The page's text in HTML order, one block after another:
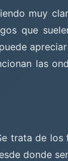
muy
que
las
trata de
donde